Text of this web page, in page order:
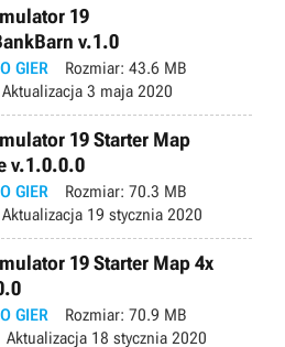
19
v.1.0
GIER Rozmiar: 43.6 MB
Aktualizacja 3 maja 2020
19 Starter Map
v.1.0.0.0
GIER Rozmiar: 70.3 MB
Aktualizacja 19 stycznia 2020
19 Starter Map 4x
GIER Rozmiar: 70.9 MB
Aktualizacja 18 stycznia 2020